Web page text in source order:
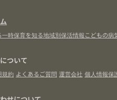
一時保育を知る地域別保活情報こどもの病
ついて
規約 よくあるご質問 運営会社 個人情報保